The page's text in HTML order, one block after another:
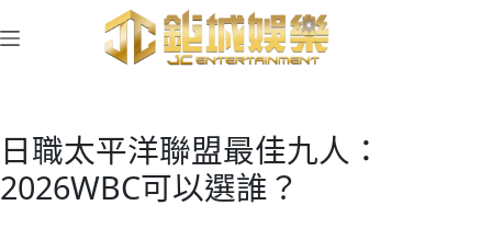
至
容日職太平洋聯盟最佳九人：
2026WBC可以選誰？